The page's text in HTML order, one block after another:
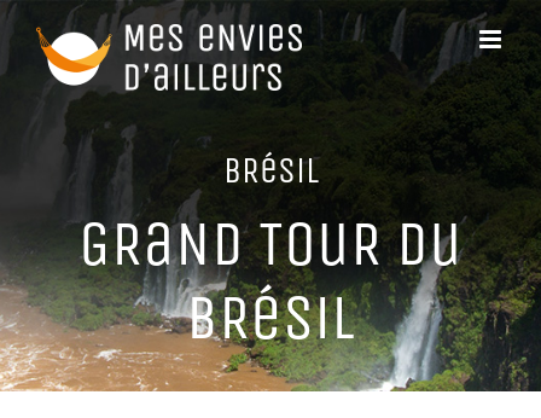
Passer
au
contenu
BRéSiL
GRaND TouR Du
BRéSiL